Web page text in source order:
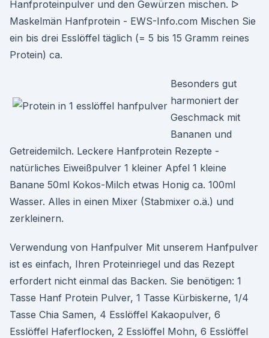
Hanfproteinpulver und den Gewürzen mischen. ᐅ
Maskelmän Hanfprotein - EWS-Info.com Mischen Sie
ein bis drei Esslöffel täglich (= 5 bis 15 Gramm reines
Protein) ca.
Besonders gut
harmoniert der
Geschmack mit
Bananen und
Getreidemilch. Leckere Hanfprotein Rezepte -
natürliches Eiweißpulver 1 kleiner Apfel 1 kleine
Banane 50ml Kokos-Milch etwas Honig ca. 100ml
Wasser. Alles in einen Mixer (Stabmixer o.ä.) und
zerkleinern.
Verwendung von Hanfpulver Mit unserem Hanfpulver
ist es einfach, Ihren Proteinriegel und das Rezept
erfordert nicht einmal das Backen. Sie benötigen: 1
Tasse Hanf Protein Pulver, 1 Tasse Kürbiskerne, 1/4
Tasse Chia Samen, 4 Esslöffel Kakaopulver, 6
Esslöffel Haferflocken, 2 Esslöffel Mohn, 6 Esslöffel